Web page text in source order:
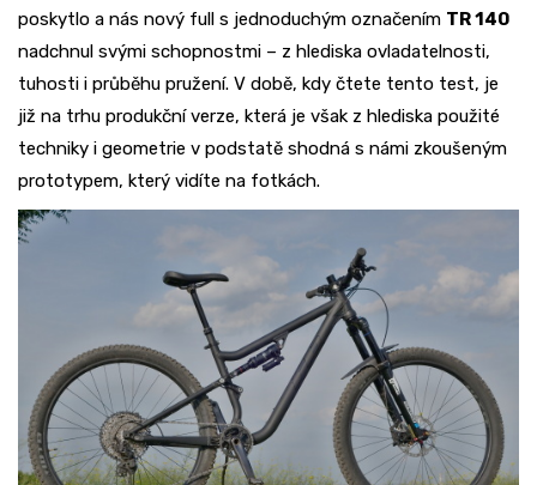
poskytlo a nás nový full s jednoduchým označením TR 140
nadchnul svými schopnostmi – z hlediska ovladatelnosti,
tuhosti i průběhu pružení. V době, kdy čtete tento test, je
již na trhu produkční verze, která je však z hlediska použité
techniky i geometrie v podstatě shodná s námi zkoušeným
prototypem, který vidíte na fotkách.